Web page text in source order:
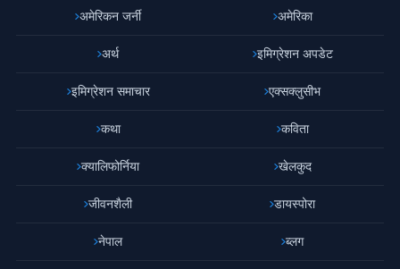
अमेरिकन जर्नी अमेरिका
अर्थ इमिग्रेशन अपडेट
इमिग्रेशन समाचार एक्सक्लुसीभ
कथा कविता
क्यालिफोर्निया खेलकुद
जीवनशैली डायस्पोरा
नेपाल ब्लग